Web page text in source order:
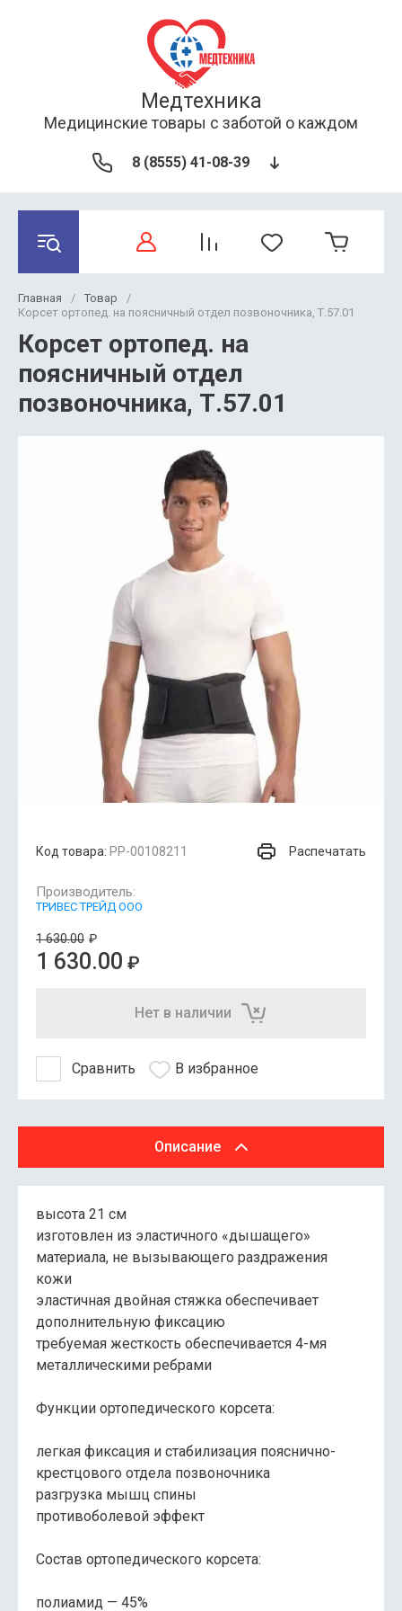
Медтехника
Медицинские товары с заботой о каждом
8 (8555) 41-08-39
Главная / Товар
/
Корсет ортопед. на поясничный отдел позвоночника, Т.57.01
Корсет ортопед. на
поясничный отдел
позвоночника, Т.57.01
Код товара: РР-00108211 Распечатать
Производитель:
ТРИВЕС ТРЕЙД ООО
1 630.00 ₽
1 630.00 ₽
Нет в наличии
Сравнить В избранное
Описание
высота 21 см
изготовлен из эластичного «дышащего»
материала, не вызывающего раздражения
кожи
эластичная двойная стяжка обеспечивает
дополнительную фиксацию
требуемая жесткость обеспечивается 4-мя
металлическими ребрами
Функции ортопедического корсета:
легкая фиксация и стабилизация пояснично-
крестцового отдела позвоночника
разгрузка мышц спины
противоболевой эффект
Состав ортопедического корсета:
полиамид — 45%